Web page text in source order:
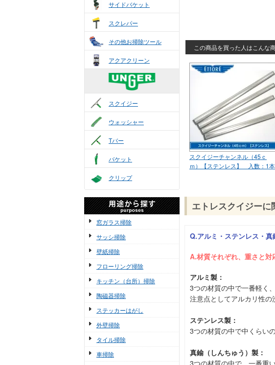
サイドバケット
スクレパー
その他お掃除ツール
アクアクリーン
スクイジー
ウォッシャー
Tバー
バケット
クリップ
窓ガラス掃除
サッシ掃除
壁紙掃除
フローリング掃除
キッチン（台所）掃除
陶磁器掃除
ステッカーはがし
外壁掃除
タイル掃除
車掃除
この商品を買った人はこんな
スクイジーチャンネル（45ｃ
ｍ）【ステンレス】 入数：1本
エトレスクイジー
Q.アルミ・ステンレス・
A.材質それぞれ、重さと対
アルミ製：
3つの材質の中で一番軽く
注意点としてアルカリ性
ステンレス製：
3つの材質の中で中くらい
真鍮（しんちゅう）製：
3つの材質の中で、一番重い